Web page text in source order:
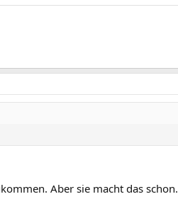
Aber sie macht das schon.